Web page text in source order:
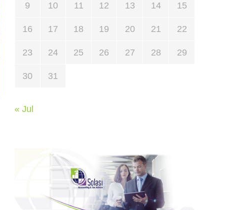
9 10 11 12 13 14 15
16 17 18 19 20 21 22
23 24 25 26 27 28 29
30 31
« Jul